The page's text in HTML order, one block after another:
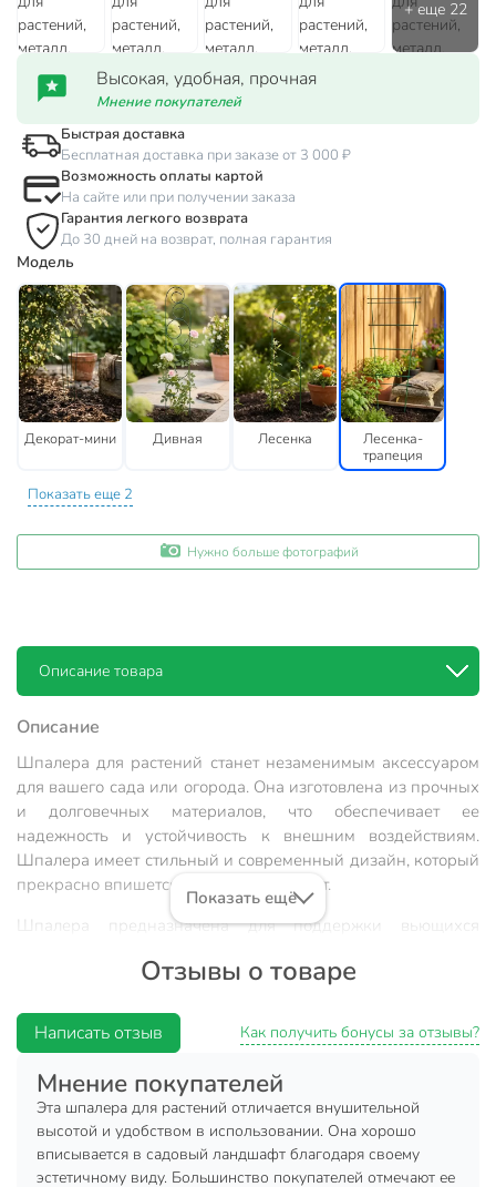
Высокая, удобная, прочная
Мнение покупателей
Быстрая доставка
Бесплатная доставка при заказе от 3 000 ₽
Возможность оплаты картой
На сайте или при получении заказа
Гарантия легкого возврата
До 30 дней на возврат, полная гарантия
Модель
Декорат-мини Дивная Лесенка
Лесенка-
трапеция
Показать еще 2
Нужно больше фотографий
Описание товара
Описание
Шпалера для растений станет незаменимым аксессуаром
для вашего сада или огорода. Она изготовлена из прочных
и долговечных материалов, что обеспечивает ее
надежность и устойчивость к внешним воздействиям.
Шпалера имеет стильный и современный дизайн, который
прекрасно впишется в любой ландшафт.
Шпалера предназначена для поддержки вьющихся
обеспечивает растениям опору, помогая им расти
защищает растения от ветра и других погодных условий,
что способствует их здоровому росту и развитию.
Характеристики:
Материал: металл.
Цвет: зеленый.
Показать ещё
Отзывы о товаре
Написать отзыв Как получить бонусы за отзывы?
Мнение покупателей
Эта шпалера для растений отличается внушительной
высотой и удобством в использовании. Она хорошо
вписывается в садовый ландшафт благодаря своему
эстетичному виду. Большинство покупателей отмечают ее